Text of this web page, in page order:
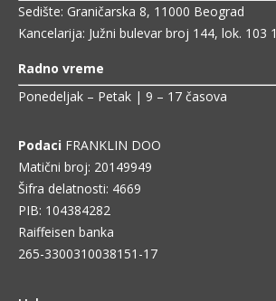
in
new
window
in
new
in
new
Sedište: Graničarska 8, 11000 Beograd
Kancelarija: Južni bulevar broj 144, lok. 103
Radno vreme
Ponedeljak – Petak | 9 – 17 časova
Podaci FRANKLIN DOO
Matični broj: 20149949
Šifra delatnosti: 4669
PIB: 104384282
Raiffeisen banka
265-3300310038151-17